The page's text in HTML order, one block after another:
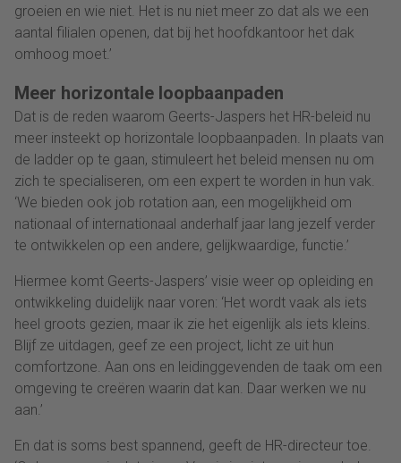
groeien en wie niet. Het is nu niet meer zo dat als we een
aantal filialen openen, dat bij het hoofdkantoor het dak
omhoog moet.’
Meer horizontale loopbaanpaden
Dat is de reden waarom Geerts-Jaspers het HR-beleid nu
meer insteekt op horizontale loopbaanpaden. In plaats van
de ladder op te gaan, stimuleert het beleid mensen nu om
zich te specialiseren, om een expert te worden in hun vak.
‘We bieden ook job rotation aan, een mogelijkheid om
nationaal of internationaal anderhalf jaar lang jezelf verder
te ontwikkelen op een andere, gelijkwaardige, functie.’
Hiermee komt Geerts-Jaspers’ visie weer op opleiding en
ontwikkeling duidelijk naar voren: ‘Het wordt vaak als iets
heel groots gezien, maar ik zie het eigenlijk als iets kleins.
Blijf ze uitdagen, geef ze een project, licht ze uit hun
comfortzone. Aan ons en leidinggevenden de taak om een
omgeving te creëren waarin dat kan. Daar werken we nu
aan.’
En dat is soms best spannend, geeft de HR-directeur toe.